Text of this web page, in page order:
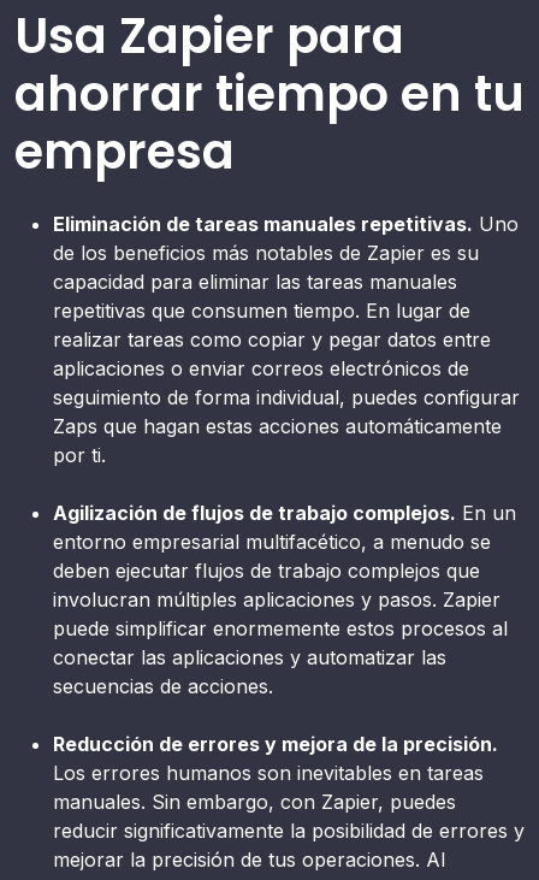
Usa Zapier para
ahorrar tiempo en tu
empresa
Eliminación de tareas manuales repetitivas. Uno
de los beneficios más notables de Zapier es su
capacidad para eliminar las tareas manuales
repetitivas que consumen tiempo. En lugar de
realizar tareas como copiar y pegar datos entre
aplicaciones o enviar correos electrónicos de
seguimiento de forma individual, puedes configurar
Zaps que hagan estas acciones automáticamente
por ti.
Agilización de flujos de trabajo complejos. En un
entorno empresarial multifacético, a menudo se
deben ejecutar flujos de trabajo complejos que
involucran múltiples aplicaciones y pasos. Zapier
puede simplificar enormemente estos procesos al
conectar las aplicaciones y automatizar las
secuencias de acciones.
Reducción de errores y mejora de la precisión.
Los errores humanos son inevitables en tareas
manuales. Sin embargo, con Zapier, puedes
reducir significativamente la posibilidad de errores y
mejorar la precisión de tus operaciones. Al